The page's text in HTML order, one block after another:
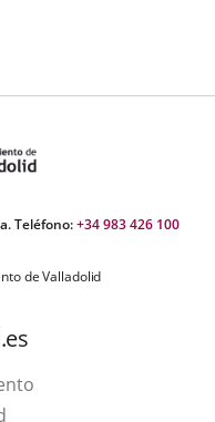
Teléfono:+34 983 426 100
de Valladolid